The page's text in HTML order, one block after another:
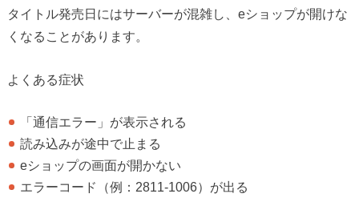
タイトル発売日にはサーバーが混雑し、eショップが開けな
くなることがあります。
よくある症状
「通信エラー」が表示される
読み込みが途中で止まる
eショップの画面が開かない
エラーコード（例：2811-1006）が出る